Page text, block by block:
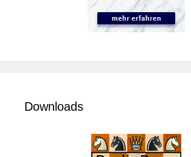
Downloads